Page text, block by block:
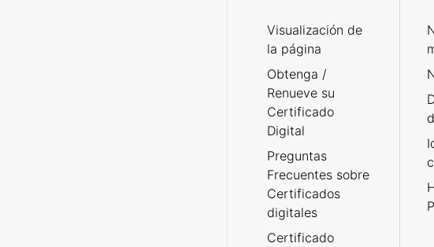
Visualización de
la página
Obtenga /
Renueve su
Certificado
Digital
Preguntas
Frecuentes sobre
Certificados
digitales
Certificado